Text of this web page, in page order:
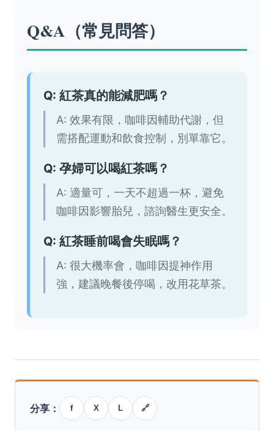
Q&A（常見問答）
Q: 紅茶真的能減肥嗎？
A: 效果有限，咖啡因輔助代謝，但
需搭配運動和飲食控制，別單靠它。
Q: 孕婦可以喝紅茶嗎？
A: 適量可，一天不超過一杯，避免
咖啡因影響胎兒，諮詢醫生更安全。
Q: 紅茶睡前喝會失眠嗎？
A: 很大機率會，咖啡因提神作用
強，建議晚餐後停喝，改用花草茶。
分享： f X L 🔗